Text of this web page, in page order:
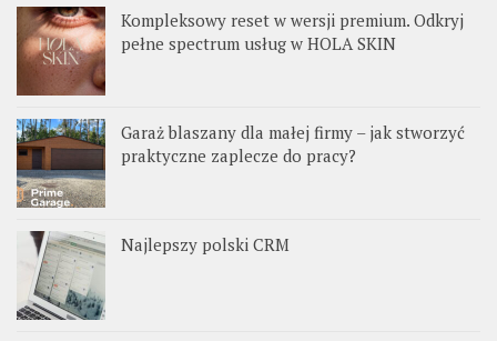
Kompleksowy reset w wersji premium. Odkryj
pełne spectrum usług w HOLA SKIN
Garaż blaszany dla małej firmy – jak stworzyć
praktyczne zaplecze do pracy?
Najlepszy polski CRM